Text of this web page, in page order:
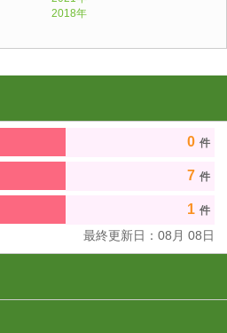
2018年
0 件
7 件
1 件
最終更新日： 08 月 08日